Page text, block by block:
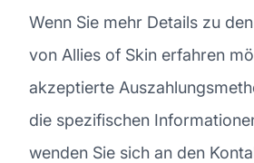
Wenn Sie mehr Details zu
von Allies of Skin erfahren
akzeptierte
die spezifischen
wenden Sie sich an den